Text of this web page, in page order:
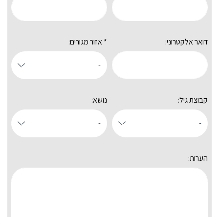
דואר אלקטרוני: * אזור מגורים:
קבוצת גיל: נושא:
הערות: